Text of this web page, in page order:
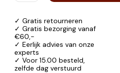
✓ Gratis retourneren
✓ Gratis bezorging vanaf
€60,-
✓ Eerlijk advies van onze
experts
✓ Voor 15.00 besteld,
zelfde dag verstuurd